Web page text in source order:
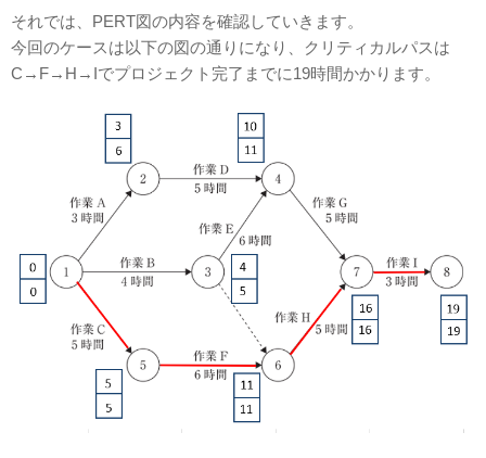
それでは、PERT図の内容を確認していきます。
今回のケースは以下の図の通りになり、クリティカルパスは
C→F→H→Iでプロジェクト完了までに19時間かかります。